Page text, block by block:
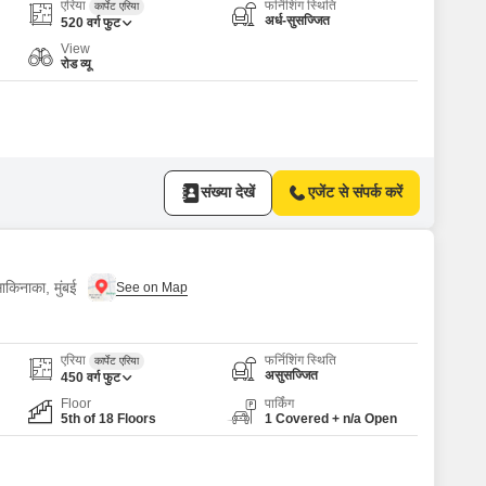
एरिया कार्पेट एरिया
520 वर्ग फुट
फर्निशिंग स्थिति
अर्ध-सुसज्जित
View
रोड व्यू
संख्या देखें एजेंट से संपर्क करें
मुंबई
एरिया कार्पेट एरिया
450 वर्ग फुट
फर्निशिंग स्थिति
असुसज्जित
Floor
5th of 18 Floors
पार्किंग
1 Covered + n/a Open